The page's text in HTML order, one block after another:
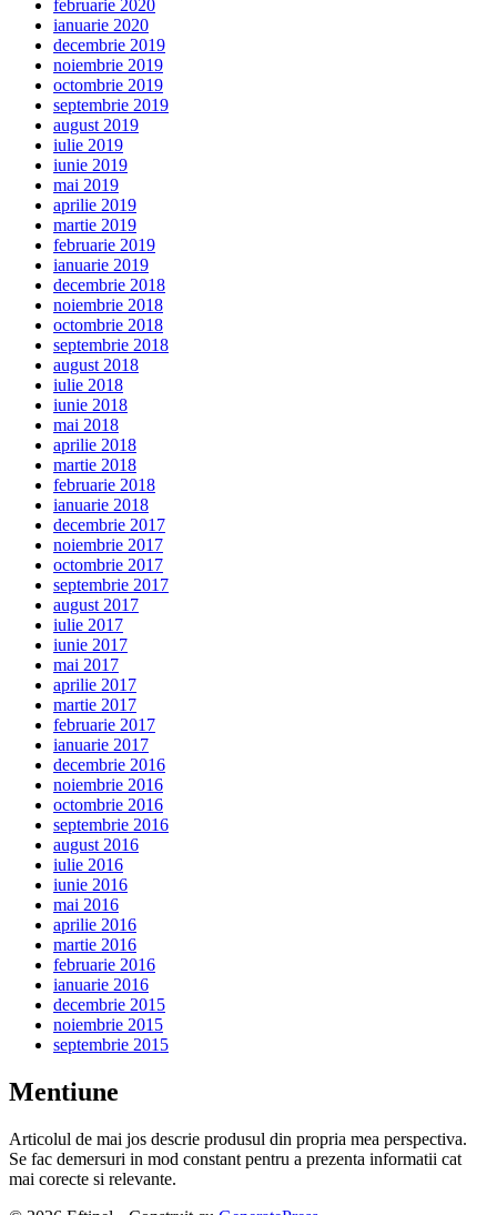
februarie 2020
ianuarie 2020
decembrie 2019
noiembrie 2019
octombrie 2019
septembrie 2019
august 2019
iulie 2019
iunie 2019
mai 2019
aprilie 2019
martie 2019
februarie 2019
ianuarie 2019
decembrie 2018
noiembrie 2018
octombrie 2018
septembrie 2018
august 2018
iulie 2018
iunie 2018
mai 2018
aprilie 2018
martie 2018
februarie 2018
ianuarie 2018
decembrie 2017
noiembrie 2017
octombrie 2017
septembrie 2017
august 2017
iulie 2017
iunie 2017
mai 2017
aprilie 2017
martie 2017
februarie 2017
ianuarie 2017
decembrie 2016
noiembrie 2016
octombrie 2016
septembrie 2016
august 2016
iulie 2016
iunie 2016
mai 2016
aprilie 2016
martie 2016
februarie 2016
ianuarie 2016
decembrie 2015
noiembrie 2015
septembrie 2015
Mentiune
Articolul de mai jos descrie produsul din propria mea perspectiva.
Se fac demersuri in mod constant pentru a prezenta informatii cat
mai corecte si relevante.